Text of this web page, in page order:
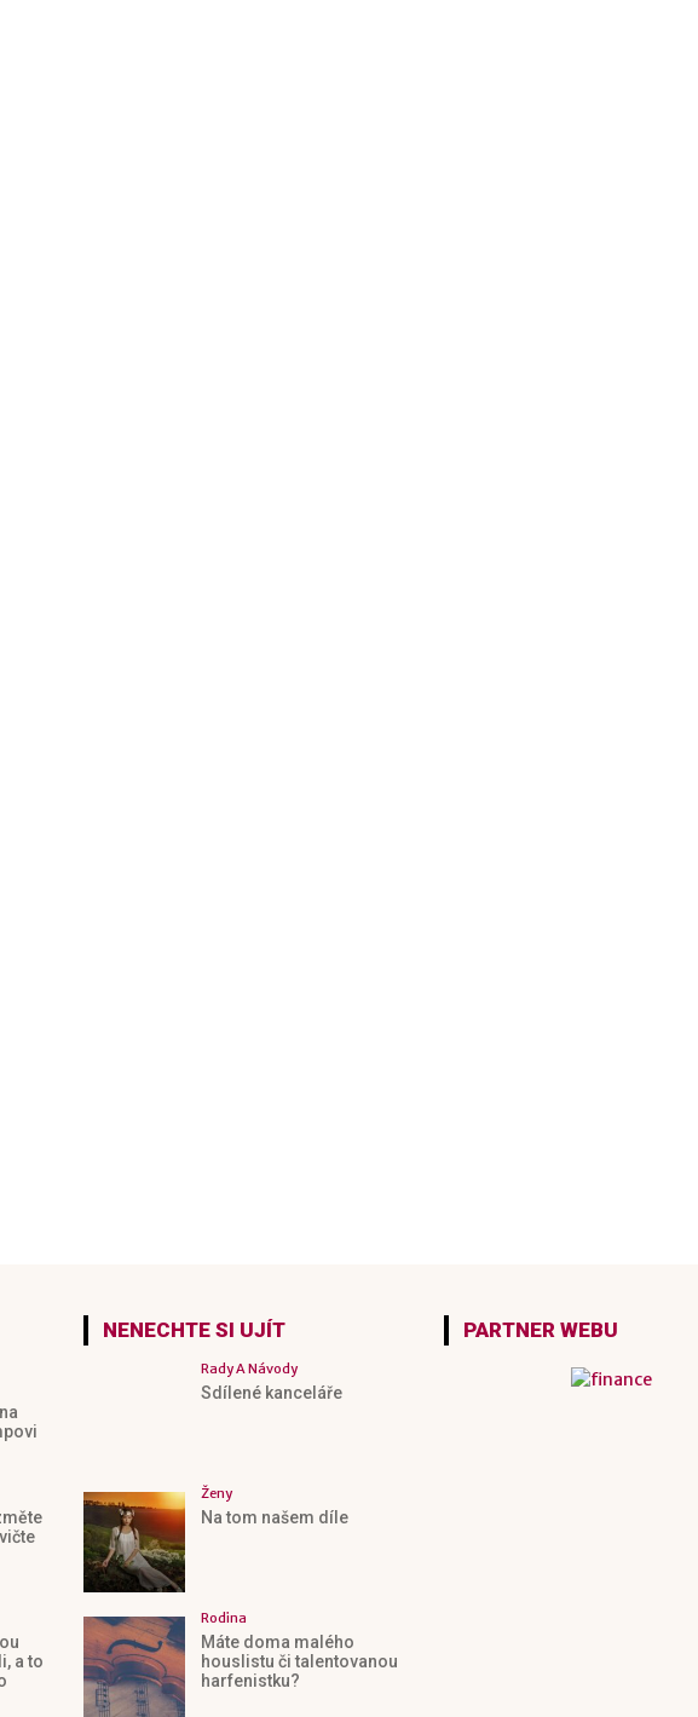
a to
NENECHTE SI UJÍT
Rady A Návody
Sdílené kanceláře
Ženy
Na tom našem díle
Rodina
Máte doma malého
houslistu či talentovanou
harfenistku?
PARTNER WEBU